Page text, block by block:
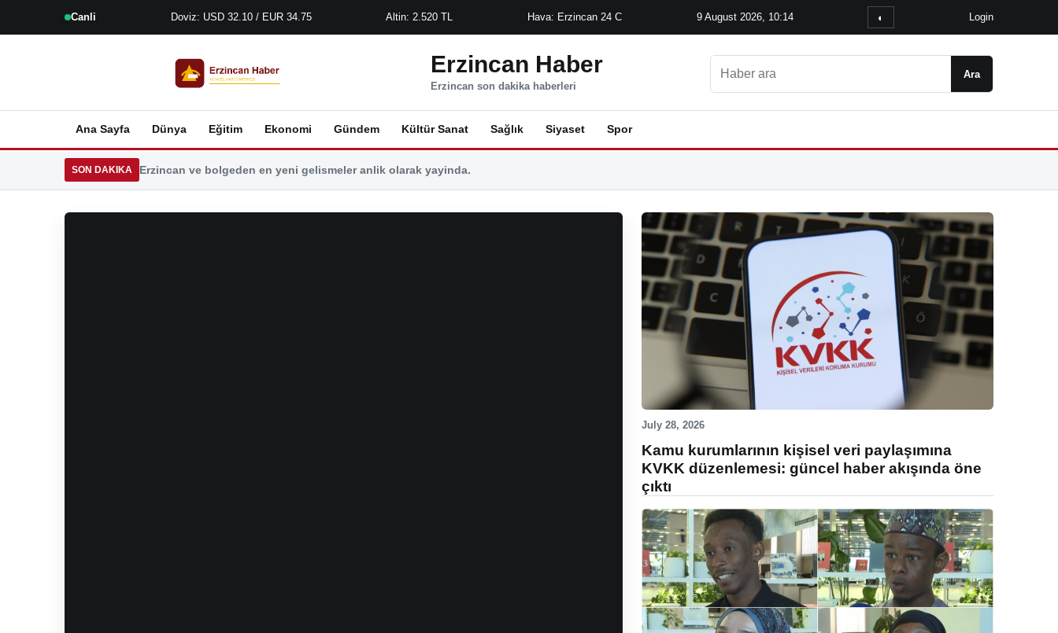
Canli Doviz: USD 32.10 / EUR 34.75 Altin: 2.520 TL Hava: Erzincan 24 C 9 August 2026, 10:14 ◐ Login
Erzincan Haber
Erzincan son dakika haberleri
Ara
Ana Sayfa Dünya Eğitim Ekonomi Gündem Kültür Sanat Sağlık Siyaset Spor
SON DAKIKA Erzincan ve bolgeden en yeni gelismeler anlik olarak yayinda.
July 28, 2026
Kamu kurumlarının kişisel veri paylaşımına
KVKK düzenlemesi: güncel haber akışında öne
çıktı